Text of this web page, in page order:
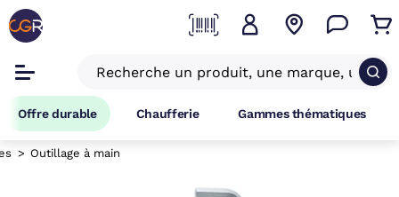
Offre durable Chaufferie Gammes thématiques
Outillage à main